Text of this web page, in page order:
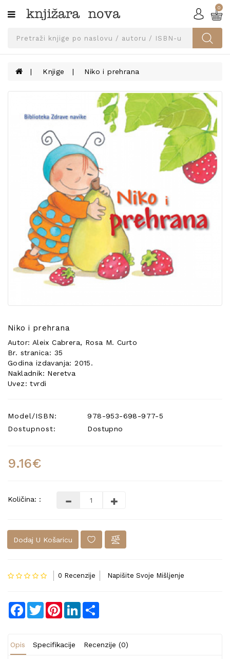
Kategorije
SVEUČILIŠNA
UDŽBENICI
KNJIGE
PRIBOR
UDŽBENIKE!
KONTAKT
POSEBNA
PONUDA
0
Knjige Niko i prehrana
Niko i prehrana
Autor: Aleix Cabrera, Rosa M. Curto
Br. stranica: 35
Godina izdavanja: 2015.
Nakladnik: Neretva
Uvez: tvrdi
Model/ISBN:
978-953-698-977-5
Dostupnost:
Dostupno
9.16€
Količina: :
Dodaj U Košaricu
0 Recenzije Napišite Svoje Mišljenje
Facebook
TwitterPinterestLinkedIn
Opis Specifikacije Recenzije (0)